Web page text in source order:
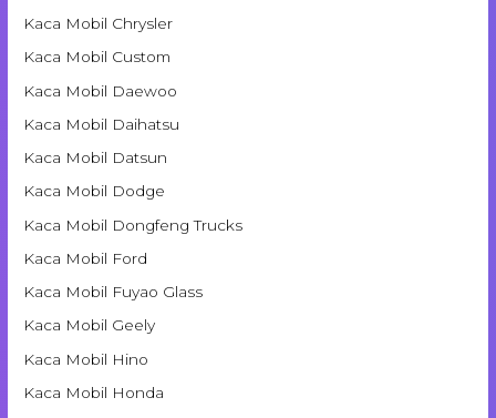
Kaca Mobil Chrysler
Kaca Mobil Custom
Kaca Mobil Daewoo
Kaca Mobil Daihatsu
Kaca Mobil Datsun
Kaca Mobil Dodge
Kaca Mobil Dongfeng Trucks
Kaca Mobil Ford
Kaca Mobil Fuyao Glass
Kaca Mobil Geely
Kaca Mobil Hino
Kaca Mobil Honda